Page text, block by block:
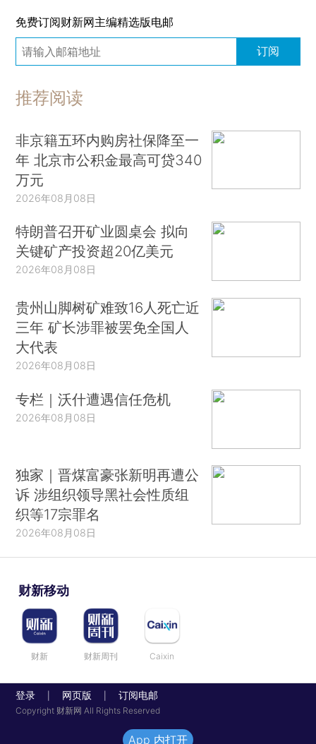
免费订阅财新网主编精选版电邮
订阅
推荐阅读
非京籍五环内购房社保降至一
年 北京市公积金最高可贷340
万元
2026年08月08日
特朗普召开矿业圆桌会 拟向
关键矿产投资超20亿美元
2026年08月08日
贵州山脚树矿难致16人死亡近
三年 矿长涉罪被罢免全国人
大代表
2026年08月08日
专栏｜沃什遭遇信任危机
2026年08月08日
独家｜晋煤富豪张新明再遭公
诉 涉组织领导黑社会性质组
织等17宗罪名
2026年08月08日
财新移动
财新 财新周刊 Caixin
登录 网页版 订阅电邮
Copyright 财新网 All Rights Reserved
App 内打开